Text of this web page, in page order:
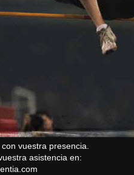
vuestra presencia.
asistencia en: